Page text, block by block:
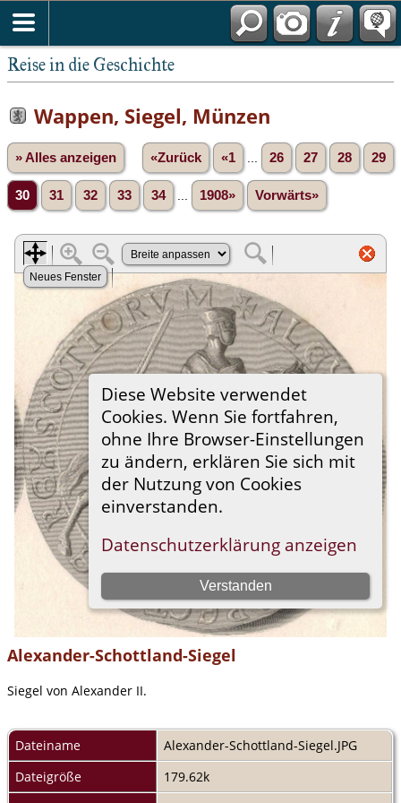
Reise in die Geschichte
Wappen, Siegel, Münzen
» Alles anzeigen «Zurück «1 26 27 28 29
30 31 32 33 34 1908» Vorwärts»
Alexander-Schottland-Siegel
Siegel von Alexander II.
Dateiname
Alexander-Schottland-Siegel.JPG
Dateigröße
179.62k